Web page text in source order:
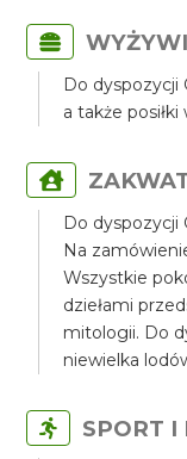
Do dyspozycji
a także
Do dyspozycji
Na
Wszystkie
dziełami
mitologii. Do
niewielka
SPORT I